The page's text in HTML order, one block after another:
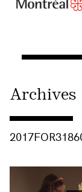
Archives